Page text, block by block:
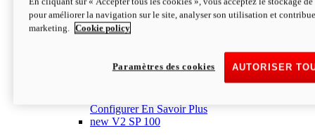
Configurer En Savoir Plus
newV2 SP
69 lb-ftCouple
Poids humide (sans carburant)
Configurer En Savoir Plus
new V2 SP 100
pour améliorer la navigation sur le site, analyser son utilisation et
marketing.
Cookie policy
AUTORISER
Paramètres des cookies